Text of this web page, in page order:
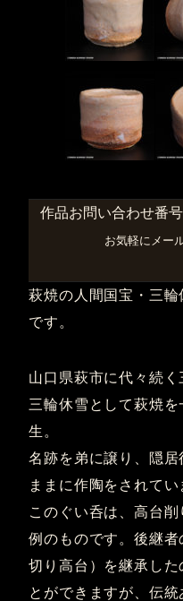
作品お問い合わせ番
お気軽にメー
萩焼の人間国宝・三
です。
山口県萩市に代々続く
三輪休雪として萩焼
生。
名跡を弟に譲り、隠居
ままに作陶をされてい
このぐい呑は、高台
例のものです。後継
切り高台）を継承した
とができますが、伝